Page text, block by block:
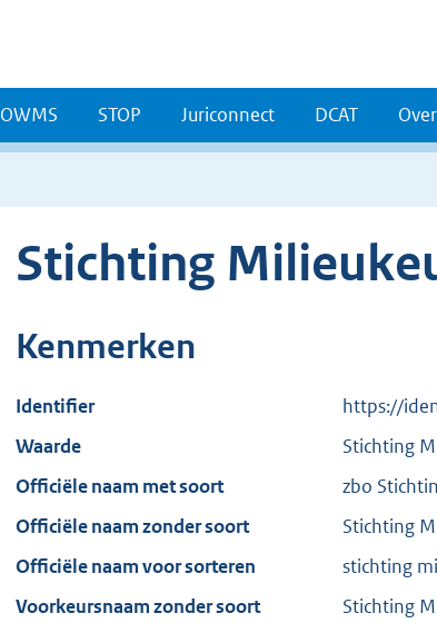
OWMS STOP Juriconnect DCAT
Stichting
Kenmerken
Identifier
https://
Waarde
Stichting
Officiële naam met soort
zbo
Officiële naam zonder soort
Stichting
Officiële naam voor sorteren
stichting
Voorkeursnaam zonder soort
Stichting